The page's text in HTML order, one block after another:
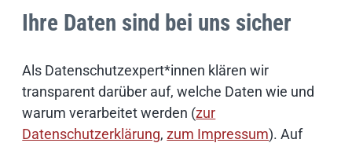
Ihre Daten sind bei uns sicher
Als Datenschutzexpert*innen klären wir
transparent darüber auf, welche Daten wie und
warum verarbeitet werden (zur
Datenschutzerklärung,zum Impressum). Auf